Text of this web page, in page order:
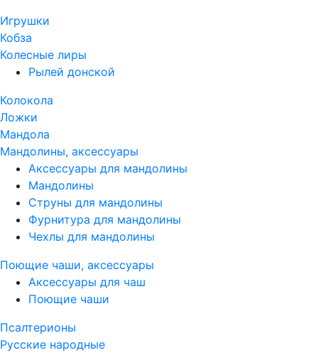
Игрушки
Кобза
Колесные лиры
Рылей донской
Колокола
Ложки
Мандола
Мандолины, аксессуары
Аксессуары для мандолины
Мандолины
Струны для мандолины
Фурнитура для мандолины
Чехлы для мандолины
Поющие чаши, аксессуары
Аксессуары для чаш
Поющие чаши
Псалтерионы
Русские народные